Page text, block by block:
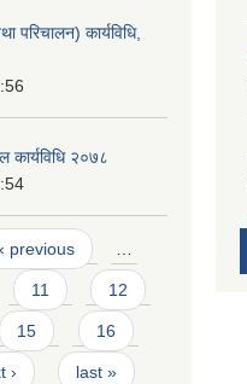
परिचालन) कार्यविधि,
२०७८
‹ previous …
11 12
15 16
› last »